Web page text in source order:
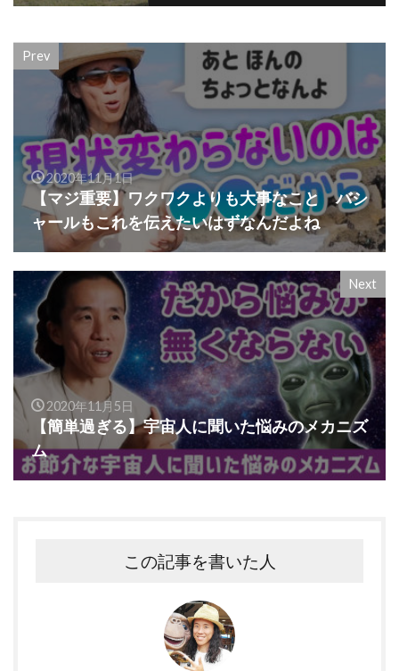
Prev
2020年11月1日
【マジ重要】ワクワクよりも大事なこと バシ
ャールもこれを伝えたいはずなんだよね
Next
2020年11月5日
【簡単過ぎる】宇宙人に聞いた悩みのメカニズ
ム
この記事を書いた人